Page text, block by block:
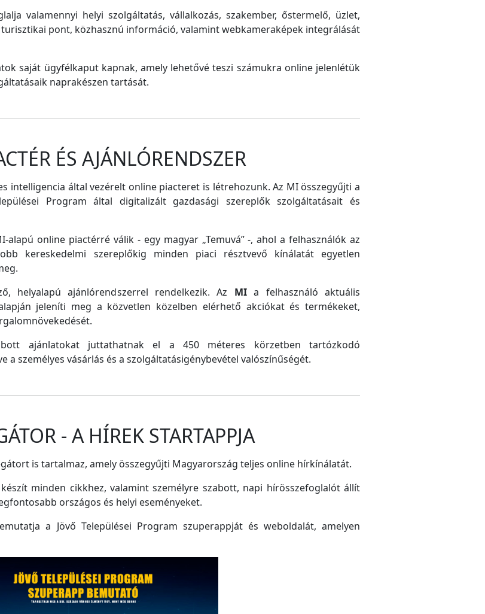
valamennyi helyi szolgáltatás, vállalkozás, szakember, őstermelő, üzlet,
pont, közhasznú információ, valamint webkameraképek integrálását
saját ügyfélkaput kapnak, amely lehetővé teszi számukra online jelenlétük
naprakészen tartását.
ÉS AJÁNLÓRENDSZER
intelligencia által vezérelt online piacteret is létrehozunk. Az MI összegyűjti a
Program által digitalizált gazdasági szereplők szolgáltatásait és
alapú online piactérré válik - egy magyar „Temuvá” -, ahol a felhasználók az
kereskedelmi szereplőkig minden piaci résztvevő kínálatát egyetlen
helyalapú ajánlórendszerrel rendelkezik. Az MIa felhasználó aktuális
jeleníti meg a közvetlen közelben elérhető akciókat és termékeket,
ajánlatokat juttathatnak el a 450 méteres körzetben tartózkodó
a személyes vásárlás és a szolgáltatásigénybevétel valószínűségét.
- A HÍREK STARTAPPJA
is tartalmaz, amely összegyűjti Magyarország teljes online hírkínálatát.
minden cikkhez, valamint személyre szabott, napi hírösszefoglalót állít
országos és helyi eseményeket.
a Jövő Települései Program szuperappját és weboldalát, amelyen